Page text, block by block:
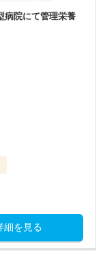
病院にて管理栄養
細を見る